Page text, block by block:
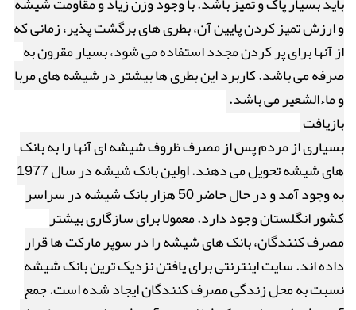
و ارزش تمیز کردن پایین آن، بطری های برگشت پذیر، زمانی که
از آنها برای پر کردن مجدد استفاده می شود، بسیار مقرون به
صرفه می باشد. کاربرد این بطری ها بیشتر در شیشه های مربا
و ماءالشعیر می باشد.
بازیافت
بسیاری از مردم پس از مصرف ظروف شیشه ای آنها را به بانک
های شیشه تحویل می دهند. اولین بانک شیشه در سال 1977
به وجود آمد و در حال حاضر 50 هزار بانک شیشه در سراسر
کشور انگلستان وجود دارد. معمولا برای سازگاری بیشتر
مصرف کنندگان، بانک های شیشه را در سوپر مارکت ها قرار
داده اند. سایت اینترنتی برای یافتن نزدیک ترین بانک شیشه
نسبت به محل زندگی مصرف کنندگان ایجاد شده است. جمع